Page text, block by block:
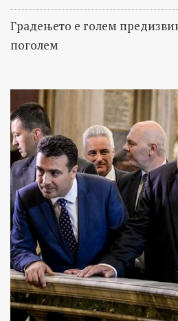
Градењето е голем
поголем